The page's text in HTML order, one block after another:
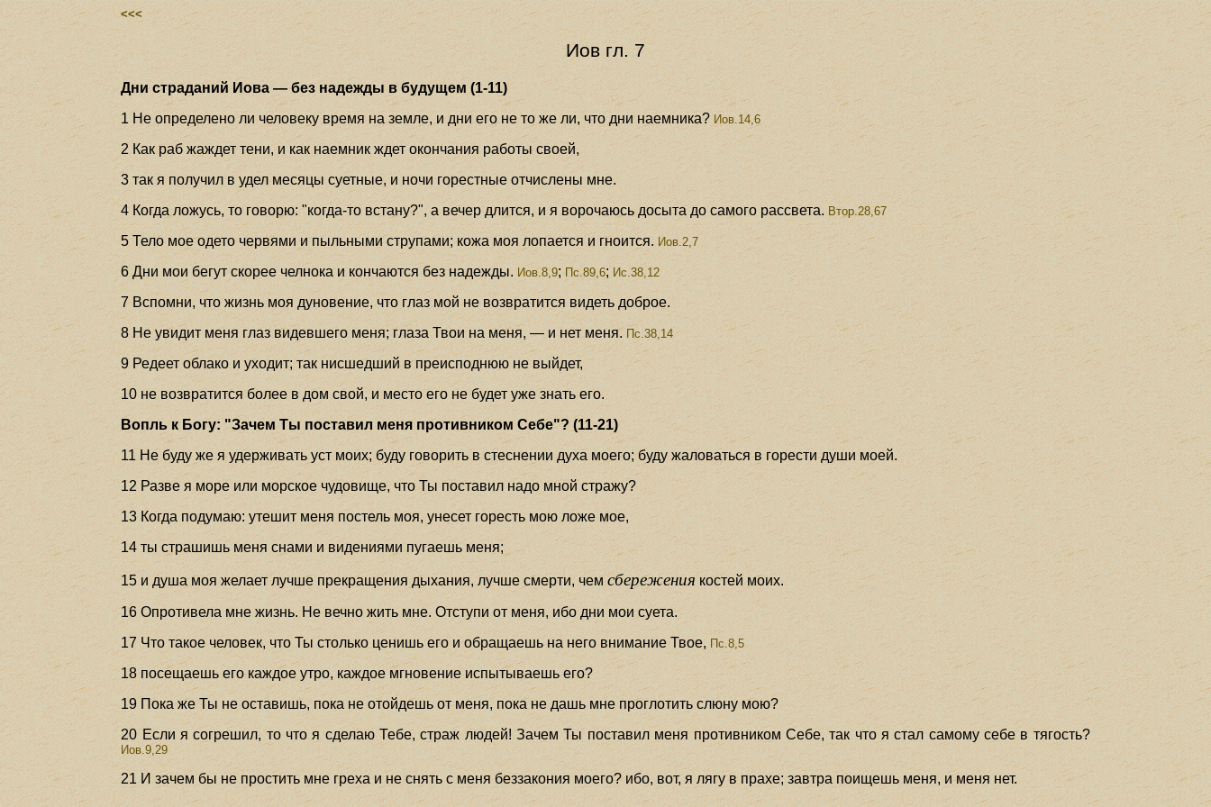
<<<
Иов гл. 7
Дни страданий Иова — без надежды в будущем (1-11)
1 Не определено ли человеку время на земле, и дни его не то же ли, что дни наемника? Иов.14,6
2 Как раб жаждет тени, и как наемник ждет окончания работы своей,
3 так я получил в удел месяцы суетные, и ночи горестные отчислены мне.
4 Когда ложусь, то говорю: "когда-то встану?", а вечер длится, и я ворочаюсь досыта до самого рассвета. Втор.28,67
5 Тело мое одето червями и пыльными струпами; кожа моя лопается и гноится. Иов.2,7
6 Дни мои бегут скорее челнока и кончаются без надежды. Иов.8,9;Пс.89,6; Ис.38,12
7 Вспомни, что жизнь моя дуновение, что глаз мой не возвратится видеть доброе.
8 Не увидит меня глаз видевшего меня; глаза Твои на меня, — и нет меня. Пс.38,14
9 Редеет облако и уходит; так нисшедший в преисподнюю не выйдет,
10 не возвратится более в дом свой, и место его не будет уже знать его.
Вопль к Богу: "Зачем Ты поставил меня противником Себе"? (11-21)
11 Не буду же я удерживать уст моих; буду говорить в стеснении духа моего; буду жаловаться в горести души моей.
12 Разве я море или морское чудовище, что Ты поставил надо мной стражу?
13 Когда подумаю: утешит меня постель моя, унесет горесть мою ложе мое,
14 ты страшишь меня снами и видениями пугаешь меня;
15 и душа моя желает лучше прекращения дыхания, лучше смерти, чемсбережения костей моих.
16 Опротивела мне жизнь. Не вечно жить мне. Отступи от меня, ибо дни мои суета.
17 Что такое человек, что Ты столько ценишь его и обращаешь на него внимание Твое, Пс.8,5
18 посещаешь его каждое утро, каждое мгновение испытываешь его?
19 Пока же Ты не оставишь, пока не отойдешь от меня, пока не дашь мне проглотить слюну мою?
20 Если я согрешил, то что я сделаю Тебе, страж людей! Зачем Ты поставил меня противником Себе, так что я стал самому себе в тягость?
Иов.9,29
21 И зачем бы не простить мне греха и не снять с меня беззакония моего? ибо, вот, я лягу в прахе; завтра поищешь меня, и меня нет.